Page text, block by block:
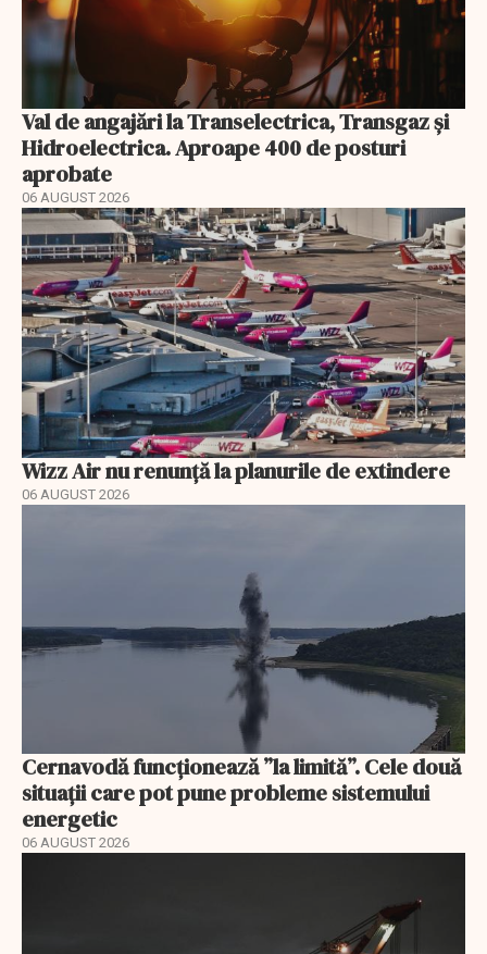
Val de angajări la Transelectrica, Transgaz și
Hidroelectrica. Aproape 400 de posturi
aprobate
06 AUGUST 2026
Wizz Air nu renunță la planurile de extindere
06 AUGUST 2026
Cernavodă funcționează ”la limită”. Cele două
situații care pot pune probleme sistemului
energetic
06 AUGUST 2026